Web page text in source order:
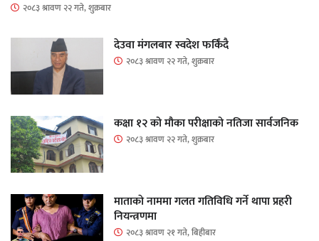
२०८३ श्रावण २२ गते, शुक्रबार
देउवा मंगलबार स्वदेश फर्किंदै
२०८३ श्रावण २२ गते, शुक्रबार
कक्षा १२ को मौका परीक्षाको नतिजा सार्वजनिक
२०८३ श्रावण २२ गते, शुक्रबार
माताकाे नाममा गलत गतिविधि गर्ने थापा प्रहरी
नियन्त्रणमा
२०८३ श्रावण २१ गते, बिहीबार